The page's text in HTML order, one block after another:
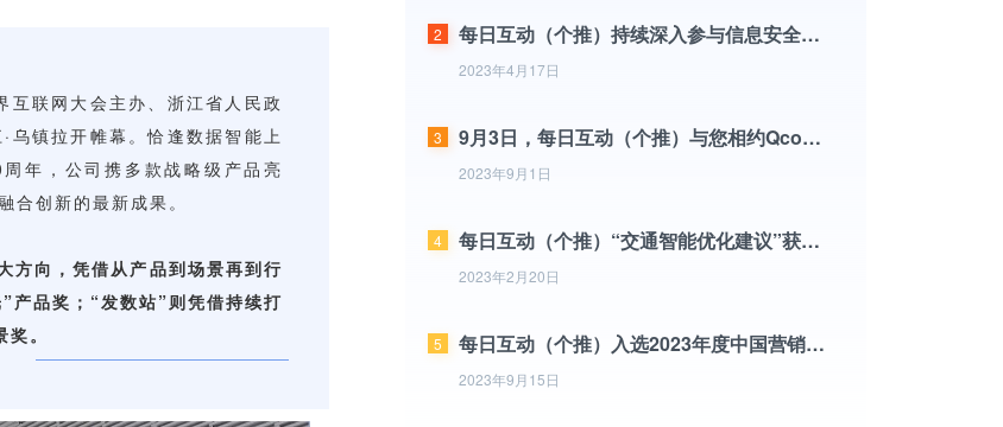
2 每日互动（个推）持续深入参与信息安全标准化工作
2023年4月17日
3 9月3日，每日互动（个推）与您相约Qcon全球软件开发大会
2023年9月1日
4 每日互动（个推）“交通智能优化建议”获杭州市政协2022年度优秀提案
2023年2月20日
5 每日互动（个推）入选2023年度中国营销技术（MarTech）500强竞争力榜单
2023年9月15日